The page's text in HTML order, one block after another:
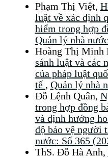
Phạm Thị Việt,
luật về xác định
hiểm trong hợp
Quản lý nhà
Hoàng Thị Minh
sánh luật và các
của pháp luật
tế , Quản lý nhà
Đỗ Lệnh Quân,
trong hợp đồng
và định hướng
độ bảo vệ người
nước: Số 365
ThS. Đỗ Hà Anh,